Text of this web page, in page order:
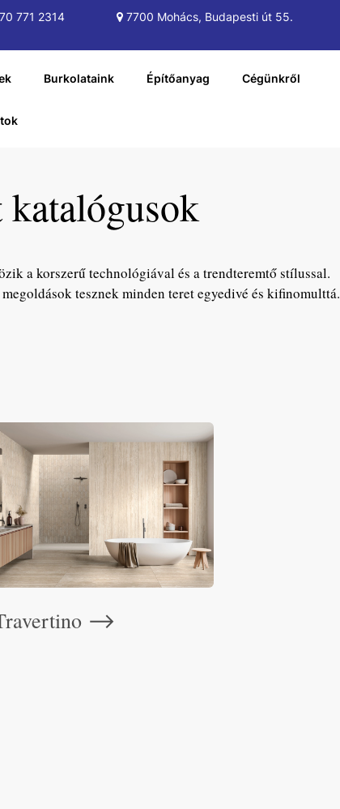
771 2314 7700 Mohács, Budapesti út 55.
Burkolataink Építőanyag Cégünkről
a korszerű technológiával és a trendteremtő stílussal.
tesznek minden teret egyedivé és kifinomulttá.
⟶